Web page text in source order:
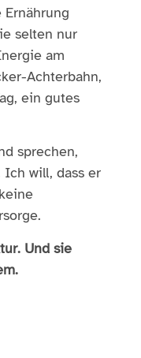
selten nur
am
Achterbahn,
ein gutes
sprechen,
will, dass er
Und sie